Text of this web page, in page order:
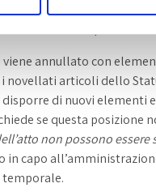
della Corte presenta
annullato con
novellati articoli dello
di nuovi elementi
se questa posizione
non possono
in capo
temporale.